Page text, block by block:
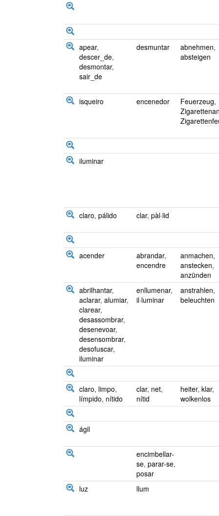
apear,
descer_de,
desmontar,
sair_de
desmuntar abnehmen,
absteigen
isqueiro encenedor Feuerzeug,
iluminar
claro, pálido clar, pàl·lid
acender abrandar,
encendre
anmachen,
anstecken,
anzünden
abrilhantar,
aclarar, alumiar,
clarear,
desassombrar,
desenevoar,
desensombrar,
desofuscar,
iluminar
enllumenar,
il·luminar
anstrahlen,
beleuchten
claro, limpo,
límpido, nítido
clar, net,
nítid
heiter, klar,
wolkenlos
ágil
encimbellar-
se, parar-se,
posar
luz
llum